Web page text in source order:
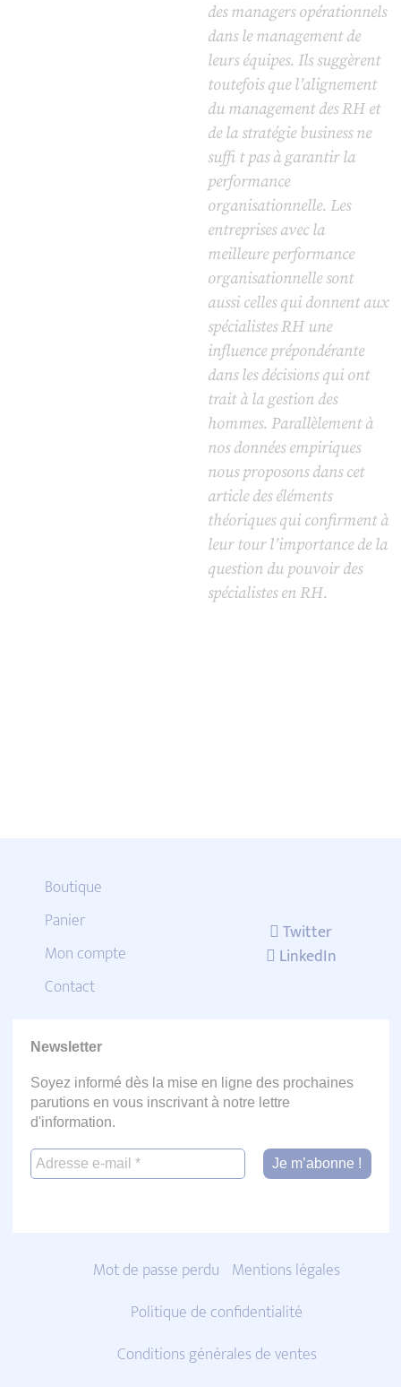
des managers opérationnels
dans le management de
leurs équipes. Ils suggèrent
toutefois que l’alignement
du management des RH et
de la stratégie business ne
suffi t pas à garantir la
performance
organisationnelle. Les
entreprises avec la
meilleure performance
organisationnelle sont
aussi celles qui donnent aux
spécialistes RH une
influence prépondérante
dans les décisions qui ont
trait à la gestion des
hommes. Parallèlement à
nos données empiriques
nous proposons dans cet
article des éléments
théoriques qui confirment à
leur tour l’importance de la
question du pouvoir des
spécialistes en RH.
Boutique
Panier
Mon compte
Contact
Twitter
LinkedIn
Newsletter
Soyez informé dès la mise en ligne des prochaines
parutions en vous inscrivant à notre lettre
d'information.
Mot de passe perdu Mentions légales
Politique de confidentialité
Conditions générales de ventes